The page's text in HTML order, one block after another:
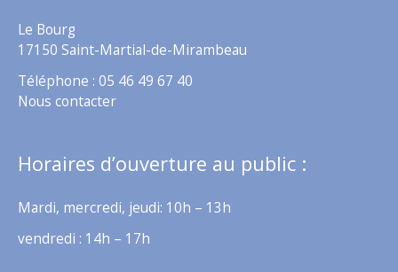
Le Bourg
17150 Saint-Martial-de-Mirambeau
Téléphone : 05 46 49 67 40
Nous contacter
Horaires d’ouverture au public :
Mardi, mercredi, jeudi: 10h – 13h
vendredi : 14h – 17h